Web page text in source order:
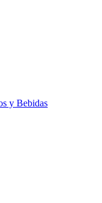
y Bebidas